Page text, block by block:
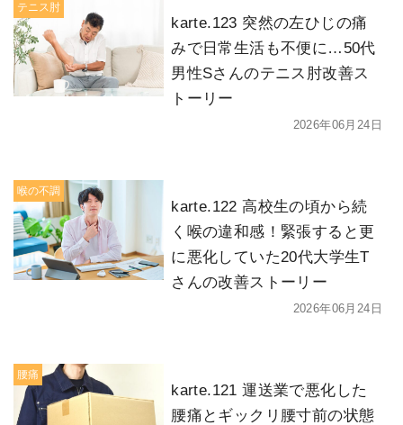
テニス肘
karte.123 突然の左ひじの痛
みで日常生活も不便に…50代
男性Sさんのテニス肘改善ス
トーリー
2026年06月24日
喉の不調
karte.122 高校生の頃から続
く喉の違和感！緊張すると更
に悪化していた20代大学生T
さんの改善ストーリー
2026年06月24日
腰痛
karte.121 運送業で悪化した
腰痛とギックリ腰寸前の状態